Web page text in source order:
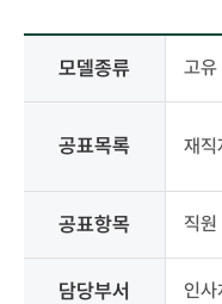
-
분류,
공표시기,
공표항목,
담당부서,
모델종류 고유
공표목록 재직
공표항목 직
담당부서 인사